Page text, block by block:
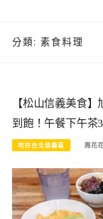
分類: 素食料理
【松山信義美食
到飽！午餐下午茶
吃在台北信義區 周花花